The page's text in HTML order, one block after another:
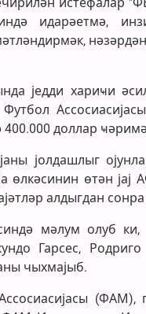
идарәетмә,
једди хариҹи
400.000 доллар
јолдашлыг
өлкәсинин өтән јај
алдыгдан
мәлум олуб ки,
Гарсес,
чыхмајыб.
(ФАМ),